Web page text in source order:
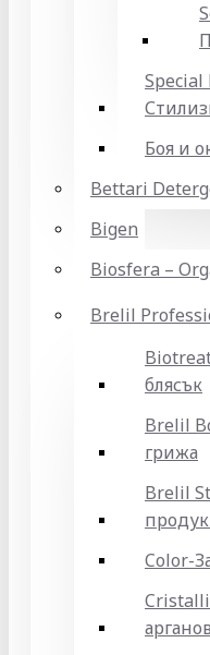
Special
Боя и
Bettari
Bigen
Biosfera –
Brelil
блясък
Brelil
грижа
Brelil
Color-